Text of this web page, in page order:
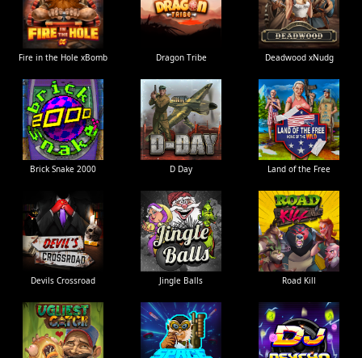
Fire in the Hole xBomb Dragon Tribe Deadwood xNudg
Brick Snake 2000 D Day Land of the Free
Devils Crossroad Jingle Balls Road Kill